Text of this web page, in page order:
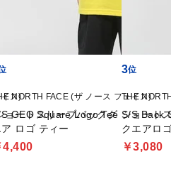
ス)
ートスリーブバックグ
NORTH FACE (ザ ノース フェイス)
Square Logo Tee ショートスリーブ ジオ スク
ア ロゴ ティー
4,400
3
THE
S/S Back
クエアロ
￥3,080